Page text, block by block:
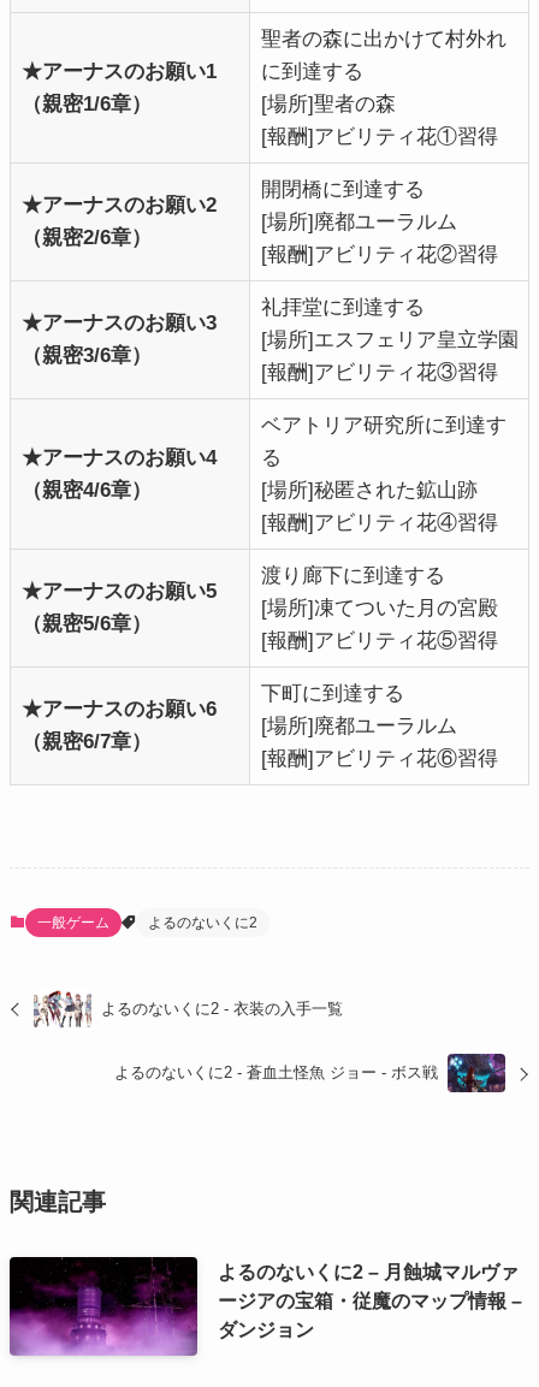
★アーナスのお願い1
（親密1/6章）
聖者の森に出かけて村外れ
に到達する
[場所]聖者の森
[報酬]アビリティ花①習得
★アーナスのお願い2
（親密2/6章）
開閉橋に到達する
[場所]廃都ユーラルム
[報酬]アビリティ花②習得
★アーナスのお願い3
（親密3/6章）
礼拝堂に到達する
[場所]エスフェリア皇立学園
[報酬]アビリティ花③習得
★アーナスのお願い4
（親密4/6章）
ベアトリア研究所に到達す
る
[場所]秘匿された鉱山跡
[報酬]アビリティ花④習得
★アーナスのお願い5
（親密5/6章）
渡り廊下に到達する
[場所]凍てついた月の宮殿
[報酬]アビリティ花⑤習得
★アーナスのお願い6
（親密6/7章）
下町に到達する
[場所]廃都ユーラルム
[報酬]アビリティ花⑥習得
一般ゲーム よるのないくに2
よるのないくに2 - 衣装の入手一覧
よるのないくに2 - 蒼血土怪魚 ジョー - ボス戦
関連記事
よるのないくに2 – 月蝕城マルヴァ
ージアの宝箱・従魔のマップ情報 –
ダンジョン